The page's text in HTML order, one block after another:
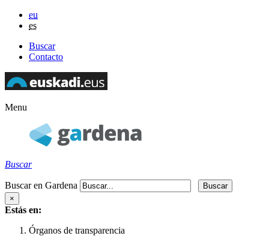
eu
es
Buscar
Contacto
Menu
Buscar
Buscar en Gardena
×
Estás en:
Órganos de transparencia